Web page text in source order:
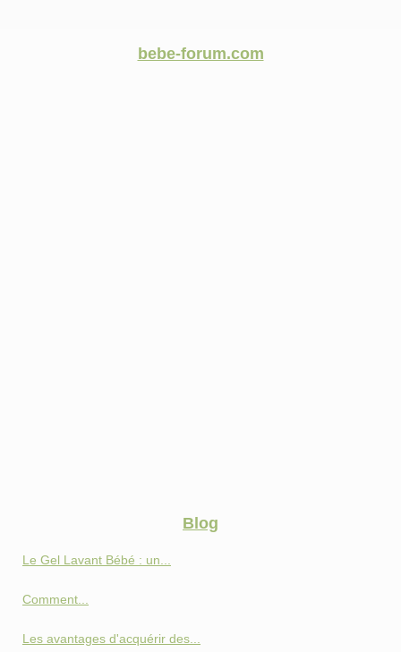
bebe-forum.com
Blog
Le Gel Lavant Bébé : un...
Comment...
Les avantages d'acquérir des...